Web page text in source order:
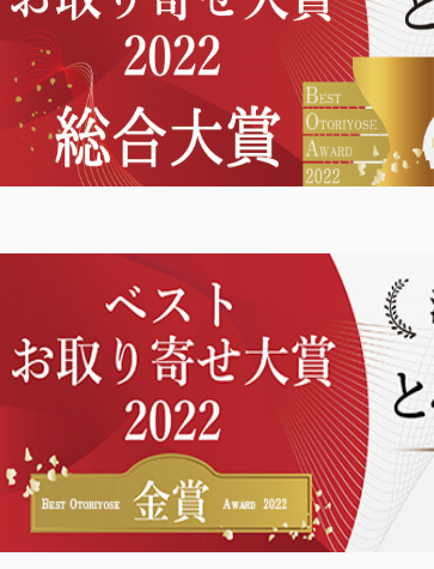
〜
〜
商品
特典
読みもの
会社概要
お問い合
ご利用ガ